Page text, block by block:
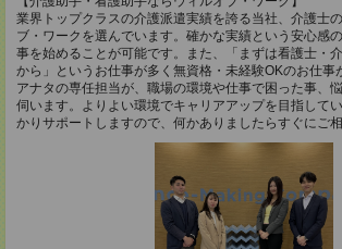
業界トップクラスの介護派遣実績を誇る当社、介護士
ブ・ワークを選んでいます。確かな実績という安心感
事を始めることが可能です。また、「まずは看護士・
から」というお仕事が多く無資格・未経験OKのお仕事
アナタの専任担当が、職場の環境や仕事で困った事、
伺います。よりよい環境でキャリアアップを目指して
かりサポートしますので、何かありましたらすぐにご